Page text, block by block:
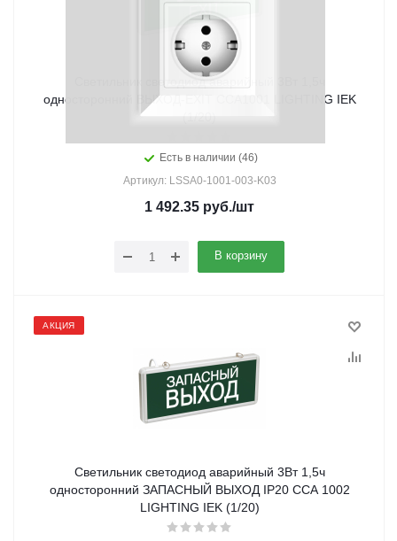
Светильник светодиод аварийный 3Вт 1,5ч
односторонний ВЫХОД-EXIT ССА1001 LIGHTING IEK
(1/20)
Есть в наличии (46)
Артикул: LSSA0-1001-003-K03
1 492.35 руб./шт
В корзину
АКЦИЯ
Светильник светодиод аварийный 3Вт 1,5ч
односторонний ЗАПАСНЫЙ ВЫХОД IP20 CCA 1002
LIGHTING IEK (1/20)